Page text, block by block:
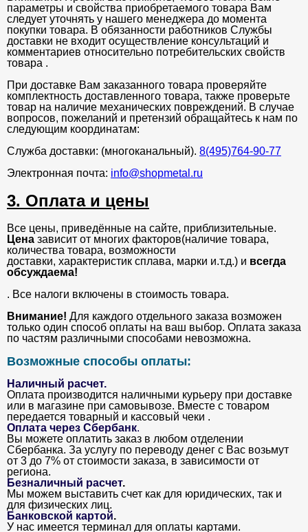
параметры и свойства приобретаемого товара Вам
следует уточнять у нашего менеджера до момента
покупки товара. В обязанности работников Службы
доставки не входит осуществление консультаций и
комментариев относительно потребительских свойств
товара .
При доставке Вам заказанного товара проверяйте
комплектность доставленного товара, также проверьте
товар на наличие механических повреждений. В случае
вопросов, пожеланий и претензий обращайтесь к нам по
следующим координатам:
Служба доставки: (многоканальный). 8(495)764-90-77
Электронная почта: info@shopmetal.ru
3. Оплата и цены
Все цены, приведённые на сайте, приблизительные.
Цена зависит от многих факторов(наличие товара,
количества товара, возможности
доставки, характеристик сплава, марки и.т.д.) и всегда
обсуждаема!
. Все налоги включены в стоимость товара.
Внимание! Для каждого отдельного заказа возможен
только один способ оплаты на ваш выбор. Оплата заказа
по частям различными способами невозможна.
Возможные способы оплаты:
Наличный расчет.
Оплата производится наличными курьеру при доставке
или в магазине при самовывозе. Вместе с товаром
передается товарный и кассовый чеки .
Оплата через Сбербанк.
Вы можете оплатить заказ в любом отделении
Сбербанка. За услугу по переводу денег с Вас возьмут
от 3 до 7% от стоимости заказа, в зависимости от
региона.
Безналичный расчет.
Мы можем выставить счет как для юридических, так и
для физических лиц.
Банковской картой.
У нас имеется терминал для оплаты картами.